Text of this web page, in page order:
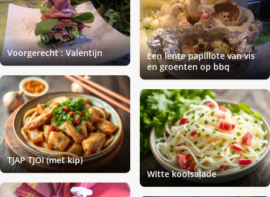
Voorgerecht : Valentijn
Een lente papillote van vis
en groenten op bbq
TJAP TJOI (met kip)
Witte koolsalade